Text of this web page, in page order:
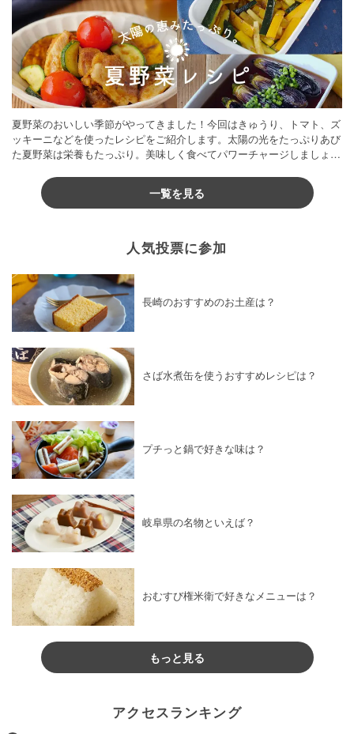
夏野菜のおいしい季節がやってきました！今回はきゅうり、トマト、ズ
ッキーニなどを使ったレシピをご紹介します。太陽の光をたっぷりあび
た夏野菜は栄養もたっぷり。美味しく食べてパワーチャージしましょう
一覧を見る
人気投票に参加
長崎のおすすめのお土産は？
さば水煮缶を使うおすすめレシピは？
プチっと鍋で好きな味は？
岐阜県の名物といえば？
おむすび権米衛で好きなメニューは？
もっと見る
アクセスランキング